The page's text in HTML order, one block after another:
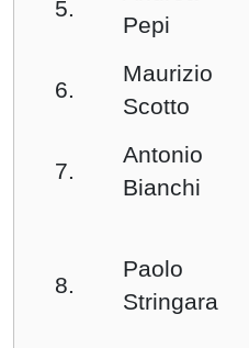
5.
Pepi
6.
Maurizio
Scotto
7.
Antonio
Bianchi
8.
Paolo
Stringara